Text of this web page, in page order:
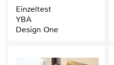
Einzeltest
YBA
Design One